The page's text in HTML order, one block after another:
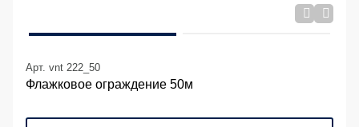
Арт. vnt 222_50
Флажковое ограждение 50м